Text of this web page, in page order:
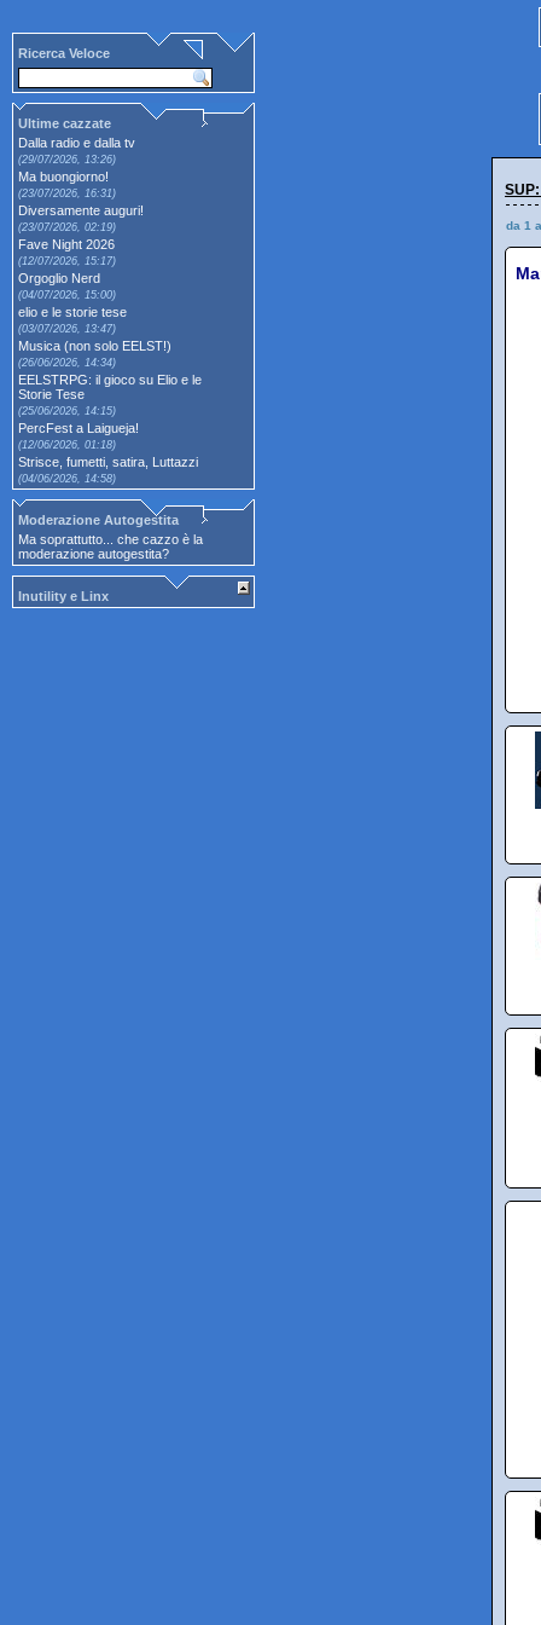
Ricerca Veloce
Ultime cazzate
Dalla radio e dalla tv
(29/07/2026, 13:26)
Ma buongiorno!
(23/07/2026, 16:31)
Diversamente auguri!
(23/07/2026, 02:19)
Fave Night 2026
(12/07/2026, 15:17)
Orgoglio Nerd
(04/07/2026, 15:00)
elio e le storie tese
(03/07/2026, 13:47)
Musica (non solo EELST!)
(26/06/2026, 14:34)
EELSTRPG: il gioco su Elio e le
Storie Tese
(25/06/2026, 14:15)
PercFest a Laigueja!
(12/06/2026, 01:18)
Strisce, fumetti, satira, Luttazzi
(04/06/2026, 14:58)
Moderazione Autogestita
Ma soprattutto... che cazzo è la
moderazione autogestita?
Inutility e Linx
da 1